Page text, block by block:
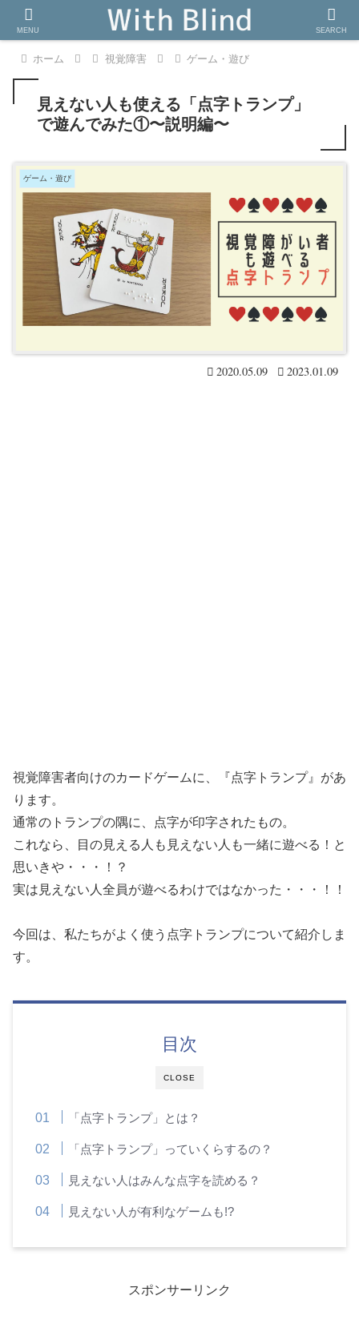
ホーム 視覚障害 ゲーム・遊び
見えない人も使える「点字トランプ」
で遊んでみた①〜説明編〜
ゲーム・遊び
2020.05.09 2023.01.09
視覚障害者向けのカードゲームに、『点字トランプ』があ
ります。
通常のトランプの隅に、点字が印字されたもの。
これなら、目の見える人も見えない人も一緒に遊べる！と
思いきや・・・！？
実は見えない人全員が遊べるわけではなかった・・・！！
今回は、私たちがよく使う点字トランプについて紹介しま
す。
CLOSE
目次
「点字トランプ」とは？
「点字トランプ」っていくらするの？
見えない人はみんな点字を読める？
見えない人が有利なゲームも!?
スポンサーリンク
MENU SEARCH